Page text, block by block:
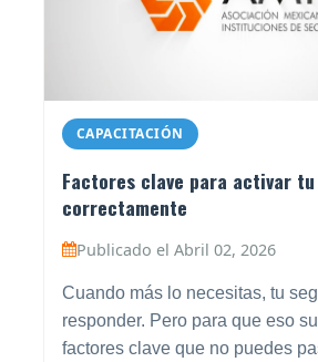
CAPACITACIÓN
Factores clave para activar
correctamente
Publicado el Abril 02, 2026
Cuando más lo necesitas, tu
responder. Pero para que eso
factores clave que no puedes